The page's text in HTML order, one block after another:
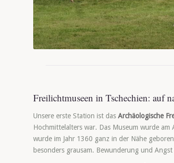
Freilichtmuseen in Tschechien: auf
Unsere erste Station ist das Archäologische
Hochmittelalters war. Das Museum wurde
wurde im Jahr 1360 ganz in der Nähe
besonders grausam. Bewunderung und